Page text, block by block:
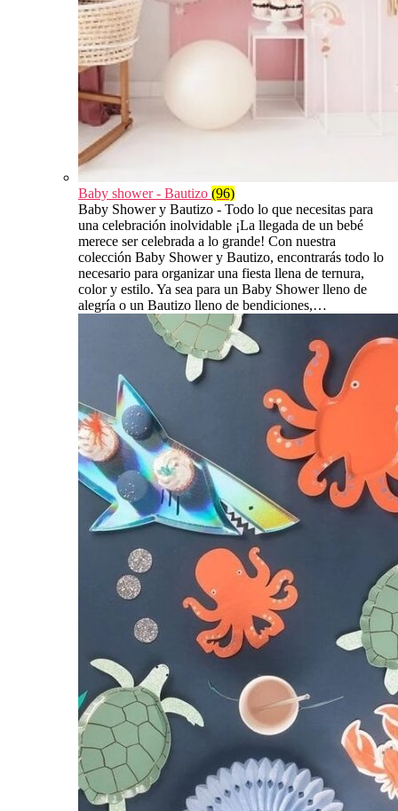
Baby shower - Bautizo (96)
Baby Shower y Bautizo - Todo lo que necesitas para
una celebración inolvidable ¡La llegada de un bebé
merece ser celebrada a lo grande! Con nuestra
colección Baby Shower y Bautizo, encontrarás todo lo
necesario para organizar una fiesta llena de ternura,
color y estilo. Ya sea para un Baby Shower lleno de
alegría o un Bautizo lleno de bendiciones,…